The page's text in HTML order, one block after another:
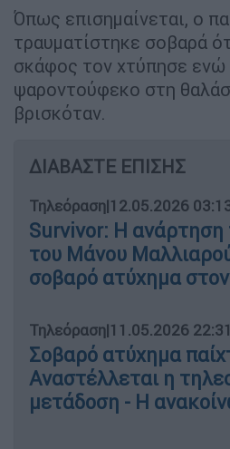
Όπως επισημαίνεται, ο
τραυματίστηκε σοβαρά
σκάφος τον χτύπησε ενώ
ψαροντούφεκο στη
βρισκόταν.
ΔΙΑΒΑΣΤΕ ΕΠΙΣΗΣ
Τηλεόραση|12.05.2026
Survivor: Η ανάρτηση
του Μάνου
σοβαρό ατύχημα στον
Τηλεόραση|11.05.2026 22:31
Σοβαρό ατύχημα
Αναστέλλεται η
μετάδοση - Η